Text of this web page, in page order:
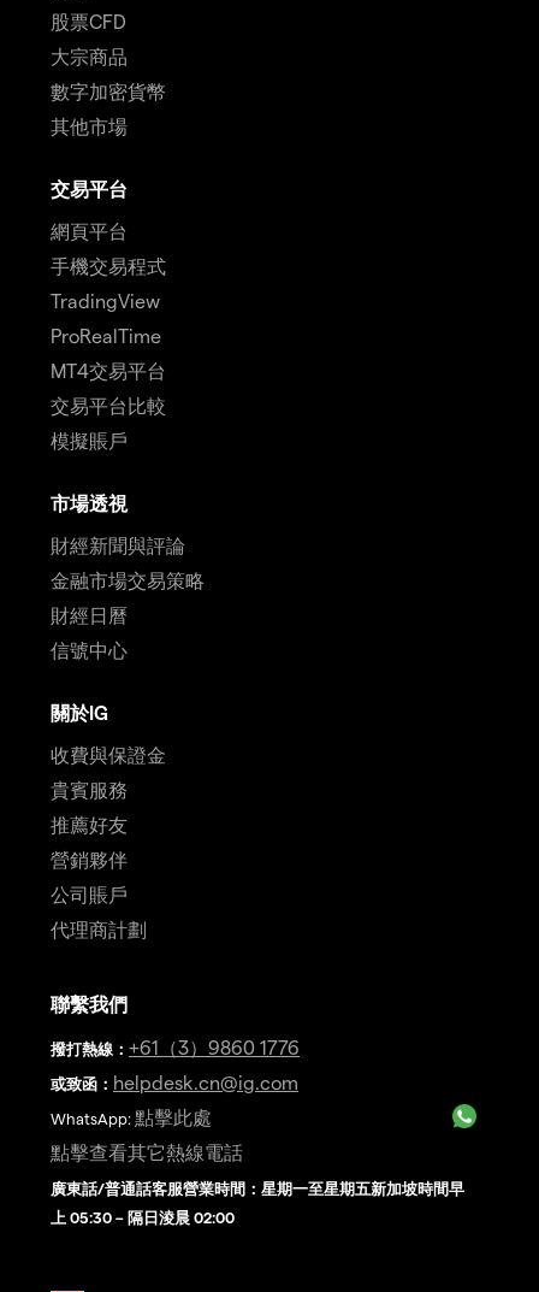
股票CFD
大宗商品
數字加密貨幣
其他市場
交易平台
網頁平台
手機交易程式
TradingView
ProRealTime
MT4交易平台
交易平台比較
模擬賬戶
市場透視
財經新聞與評論
金融市場交易策略
財經日曆
信號中心
關於IG
收費與保證金
貴賓服務
推薦好友
營銷夥伴
公司賬戶
代理商計劃
聯繫我們
撥打熱線 ： +61（3）9860 1776
或致函： helpdesk.cn@ig.com
WhatsApp: 點擊此處
點擊查看其它熱線電話
廣東話/普通話客服營業時間：星期一至星期五新加坡時間早
上 05:30 – 隔日淩晨 02:00